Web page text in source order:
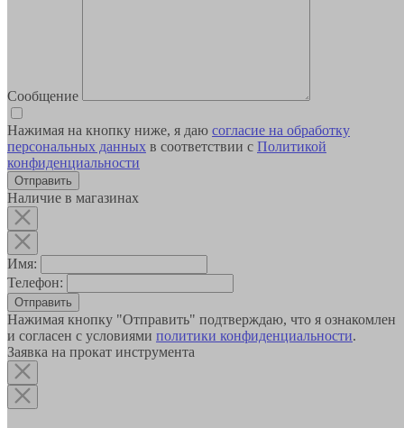
Сообщение
Нажимая на кнопку ниже, я даю согласие на обработку
персональных данных в соответствии с Политикой
конфиденциальности
Наличие в магазинах
Имя:
Телефон:
Отправить
Нажимая кнопку "Отправить" подтверждаю, что я ознакомлен
и согласен с условиями политики конфиденциальности.
Заявка на прокат инструмента